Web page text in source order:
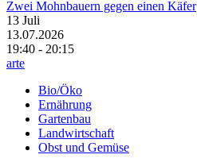
Zwei Mohnbauern gegen einen Käfer
13 Juli
13.07.2026
19:40 - 20:15
arte
Bio/Öko
Ernährung
Gartenbau
Landwirtschaft
Obst und Gemüse